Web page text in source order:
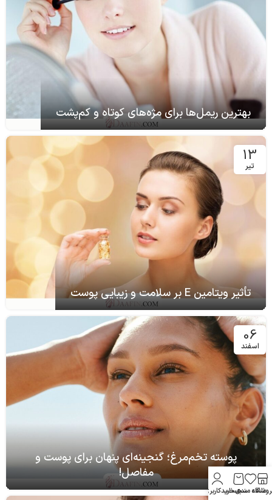
بهترین ریمل‌ها برای مژه‌های کوتاه و کم‌پشت
13
تیر
تأثیر ویتامین E بر سلامت و زیبایی پوست
06
اسفند
پوسته تخم‌مرغ؛ گنجینه‌ای پنهان برای پوست و
مفاصل!
علاقه مندیسبد خرید
حساب کاربری من